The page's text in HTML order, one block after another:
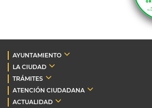
AYUNTAMIENTO
LA CIUDAD
TRÁMITES
ATENCIÓN CIUDADANA
ACTUALIDAD